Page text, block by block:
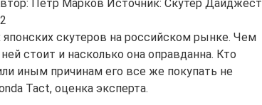
Петр Марков Источник: Скутер Дайджест
скутеров на российском рынке. Чем
стоит и насколько она оправданна. Кто
иным причинам его все же покупать не
Tact, оценка эксперта.